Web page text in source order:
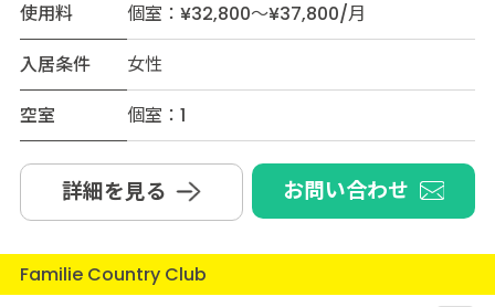
使用料
個室：¥32,800～¥37,800/月
入居条件
女性
空室
個室：1
詳細を見る お問い合わせ
Familie Country Club